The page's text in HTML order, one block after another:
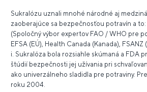
Sukralózu uznali mnohé národné aj
zaoberajúce sa bezpečnosťou potravín a to:
(Spoločný výbor expertov FAO / WHO pre
EFSA (EÚ), Health Canada (Kanada),
i. Sukralóza bola rozsiahle skúmaná a FDA
štúdií bezpečnosti jej užívania pri
ako univerzálneho sladidla pre potraviny.
roku 2004.